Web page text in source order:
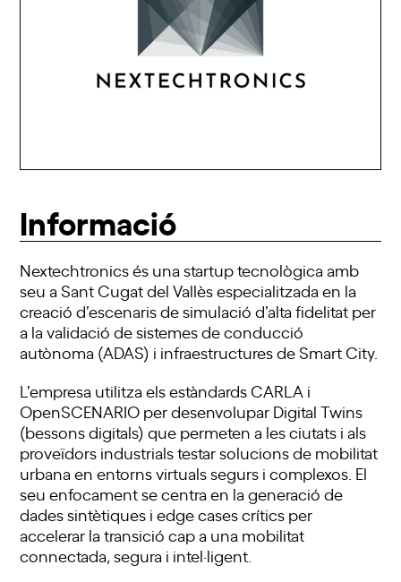
Informació
Nextechtronics és una startup tecnològica amb
seu a Sant Cugat del Vallès especialitzada en la
creació d’escenaris de simulació d’alta fidelitat per
a la validació de sistemes de conducció
autònoma (ADAS) i infraestructures de Smart City.
L’empresa utilitza els estàndards CARLA i
OpenSCENARIO per desenvolupar Digital Twins
(bessons digitals) que permeten a les ciutats i als
proveïdors industrials testar solucions de mobilitat
urbana en entorns virtuals segurs i complexos. El
seu enfocament se centra en la generació de
dades sintètiques i edge cases crítics per
accelerar la transició cap a una mobilitat
connectada, segura i intel·ligent.